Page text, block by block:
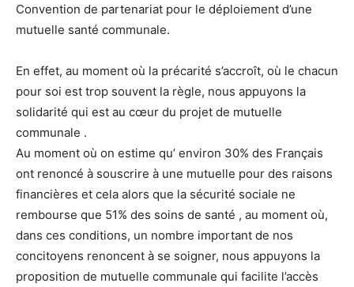
Convention de partenariat pour le déploiement d’une
mutuelle santé communale.
En effet, au moment où la précarité s’accroît, où le chacun
pour soi est trop souvent la règle, nous appuyons la
solidarité qui est au cœur du projet de mutuelle
communale .
Au moment où on estime qu’ environ 30% des Français
ont renoncé à souscrire à une mutuelle pour des raisons
financières et cela alors que la sécurité sociale ne
rembourse que 51% des soins de santé , au moment où,
dans ces conditions, un nombre important de nos
concitoyens renoncent à se soigner, nous appuyons la
proposition de mutuelle communale qui facilite l’accès